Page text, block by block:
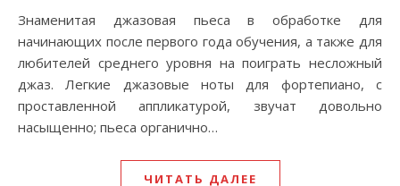
Знаменитая джазовая пьеса в обработке для
начинающих после первого года обучения, а также для
любителей среднего уровня на поиграть несложный
джаз. Легкие джазовые ноты для фортепиано, с
проставленной аппликатурой, звучат довольно
насыщенно; пьеса органично…
ЧИТАТЬ ДАЛЕЕ